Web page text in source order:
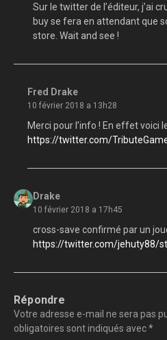
Sur le twitter de l’éditeur, j’ai
buy se fera en attendant que
store. Wait and see !
Fred Drake
10 février 2018 a 13h28
Merci pour l’info ! En effet voici
https://twitter.com/
Drake
10 février 2018 a 17h45
cross-save confirmé par un
https://twitter.com/jehuty88/
Répondre
Votre adresse e-mail ne sera pas
obligatoires sont indiqués avec*